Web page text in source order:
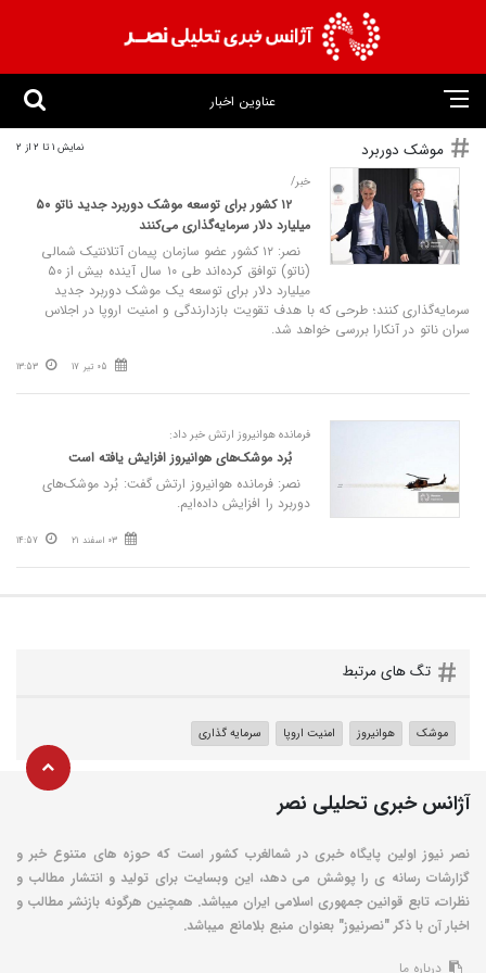
عناوین اخبار
موشک دوربرد نمایش 1 تا 2 از 2
خبر/
۱۲ کشور برای توسعه موشک دوربرد جدید ناتو ۵۰
میلیارد دلار سرمایه‌گذاری می‌کنند
نصر: ۱۲ کشور عضو سازمان پیمان آتلانتیک شمالی
(ناتو) توافق کرده‌اند طی ۱۰ سال آینده بیش از ۵۰
میلیارد دلار برای توسعه یک موشک دوربرد جدید
سرمایه‌گذاری کنند؛ طرحی که با هدف تقویت بازدارندگی و امنیت اروپا در اجلاس
سران ناتو در آنکارا بررسی خواهد شد.
05 تیر 17 13:53
فرمانده هوانیروز ارتش خبر داد:
بُرد موشک‌های هوانیروز افزایش یافته است
نصر: فرمانده هوانیروز ارتش گفت: بُرد موشک‌های
دوربرد را افزایش داده‌ایم.
03 اسفند 21 14:57
تگ های مرتبط
موشک هوانیروز امنیت اروپا سرمایه گذاری
آژانس خبری تحلیلی نصر
نصر نیوز اولین پایگاه خبری در شمالغرب کشور است که حوزه های متنوع خبر و
گزارشات رسانه ی را پوشش می دهد، این وبسایت برای تولید و انتشار مطالب و
نظرات، تابع قوانین جمهوری اسلامی ایران میباشد. همچنین هرگونه بازنشر مطالب و
اخبار آن با ذکر "نصرنیوز" بعنوان منبع بلامانع میباشد.
درباره ما